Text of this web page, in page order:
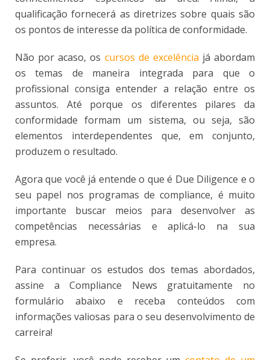
qualificação fornecerá as diretrizes sobre quais são
os pontos de interesse da política de conformidade.
Não por acaso, os cursos de excelência já abordam
os temas de maneira integrada para que o
profissional consiga entender a relação entre os
assuntos. Até porque os diferentes pilares da
conformidade formam um sistema, ou seja, são
elementos interdependentes que, em conjunto,
produzem o resultado.
Agora que você já entende o que é Due Diligence e o
seu papel nos programas de compliance, é muito
importante buscar meios para desenvolver as
competências necessárias e aplicá-lo na sua
empresa.
Para continuar os estudos dos temas abordados,
assine a Compliance News gratuitamente no
formulário abaixo e receba conteúdos com
informações valiosas para o seu desenvolvimento de
carreira!